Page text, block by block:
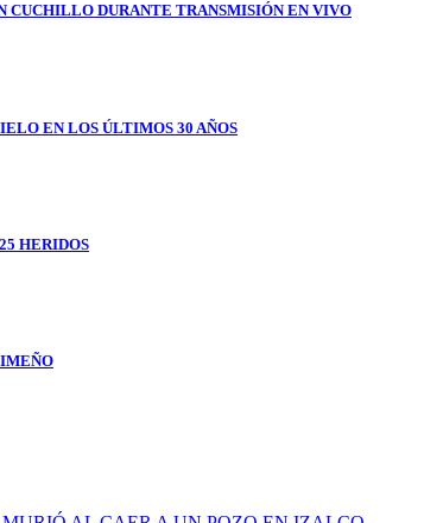
CUCHILLO DURANTE TRANSMISIÓN EN VIVO
EN LOS ÚLTIMOS 30 AÑOS
HERIDOS